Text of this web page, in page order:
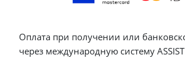
Оплата при получении или
через международную систему